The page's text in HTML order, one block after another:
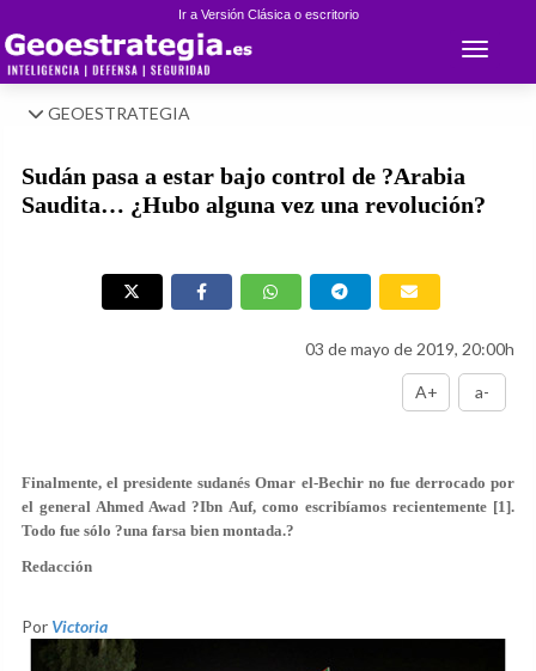
Ir a Versión Clásica o escritorio
Toggle
GEOESTRATEGIA
Sudán pasa a estar bajo control de ?Arabia
Saudita… ¿Hubo alguna vez una revolución?
03 de mayo de 2019, 20:00h
A+ a-
Finalmente, el presidente sudanés Omar el-Bechir no fue derrocado por
el general Ahmed Awad ?Ibn Auf, como escribíamos recientemente [1].
Todo fue sólo ?una farsa bien montada.?
Redacción
Por Victoria